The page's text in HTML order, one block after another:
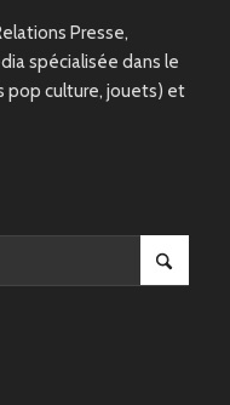
Presse,
spécialisée dans le
pop culture, jouets) et